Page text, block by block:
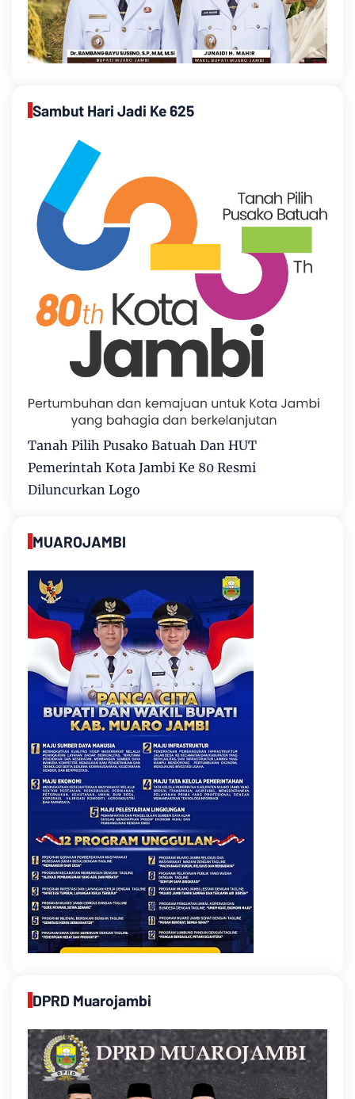
Sambut Hari Jadi Ke 625
Tanah Pilih Pusako Batuah Dan HUT
Pemerintah Kota Jambi Ke 80 Resmi
Diluncurkan Logo
MUAROJAMBI
DPRD Muarojambi